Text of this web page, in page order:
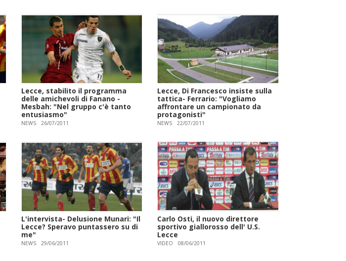
Lecce, stabilito il programma
delle amichevoli di Fanano -
Mesbah: "Nel gruppo c'è tanto
entusiasmo"
NEWS 26/07/2011
Lecce, Di Francesco insiste sulla
tattica- Ferrario: "Vogliamo
affrontare un campionato da
protagonisti"
NEWS 22/07/2011
L'intervista- Delusione Munari: "Il
Lecce? Speravo puntassero su di
me"
NEWS 29/06/2011
Carlo Osti, il nuovo direttore
sportivo giallorosso dell' U.S.
Lecce
VIDEO 08/06/2011